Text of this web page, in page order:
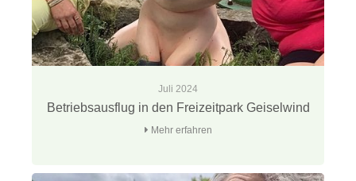
Juli 2024
Betriebsausflug in den Freizeitpark Geiselwind
Mehr erfahren